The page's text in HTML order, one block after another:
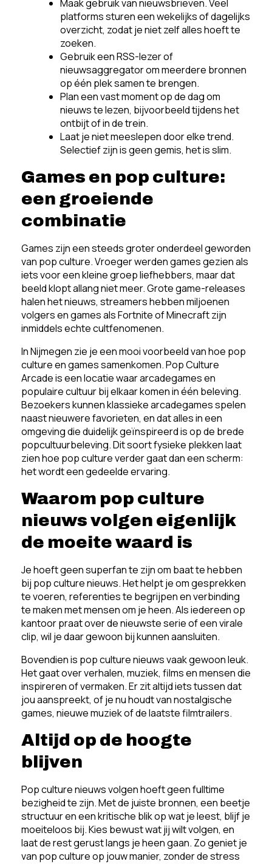
Maak gebruik van nieuwsbrieven. Veel
platforms sturen een wekelijks of dagelijks
overzicht, zodat je niet zelf alles hoeft te
zoeken.
Gebruik een RSS-lezer of
nieuwsaggregator om meerdere bronnen
op één plek samen te brengen.
Plan een vast moment op de dag om
nieuws te lezen, bijvoorbeeld tijdens het
ontbijt of in de trein.
Laat je niet meeslepen door elke trend.
Selectief zijn is geen gemis, het is slim.
Games en pop culture:
een groeiende
combinatie
Games zijn een steeds groter onderdeel geworden
van pop culture. Vroeger werden games gezien als
iets voor een kleine groep liefhebbers, maar dat
beeld klopt allang niet meer. Grote game-releases
halen het nieuws, streamers hebben miljoenen
volgers en games als Fortnite of Minecraft zijn
inmiddels echte cultfenomenen.
In Nijmegen zie je een mooi voorbeeld van hoe pop
culture en games samenkomen. Pop Culture
Arcade is een locatie waar arcadegames en
populaire cultuur bij elkaar komen in één beleving.
Bezoekers kunnen klassieke arcadegames spelen
naast nieuwere favorieten, en dat alles in een
omgeving die duidelijk geïnspireerd is op de brede
popcultuurbeleving. Dit soort fysieke plekken laat
zien hoe pop culture verder gaat dan een scherm:
het wordt een gedeelde ervaring.
Waarom pop culture
nieuws volgen eigenlijk
de moeite waard is
Je hoeft geen superfan te zijn om baat te hebben
bij pop culture nieuws. Het helpt je om gesprekken
te voeren, referenties te begrijpen en verbinding
te maken met mensen om je heen. Als iedereen op
kantoor praat over de nieuwste serie of een virale
clip, wil je daar gewoon bij kunnen aansluiten.
Bovendien is pop culture nieuws vaak gewoon leuk.
Het gaat over verhalen, muziek, films en mensen die
inspireren of vermaken. Er zit altijd iets tussen dat
jou aanspreekt, of je nu houdt van nostalgische
games, nieuwe muziek of de laatste filmtrailers.
Altijd op de hoogte
blijven
Pop culture nieuws volgen hoeft geen fulltime
bezigheid te zijn. Met de juiste bronnen, een beetje
structuur en een kritische blik op wat je leest, blijf je
moeiteloos bij. Kies bewust wat jij wilt volgen, en
laat de rest gerust langs je heen gaan. Zo geniet je
van pop culture op jouw manier, zonder de stress